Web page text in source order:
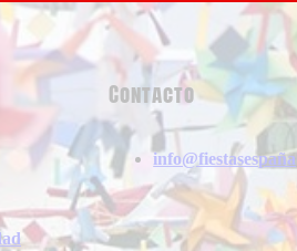
Contacto
info@fiestasespaña